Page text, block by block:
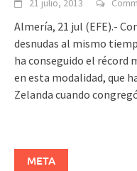
21 julio, 2013
Almería, 21 jul (EFE).-
desnudas al mismo
ha conseguido el récord
en esta modalidad, que
Zelanda cuando
META